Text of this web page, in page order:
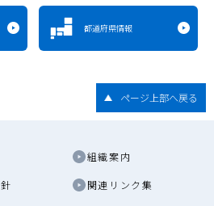
都道府県情報
ページ上部へ戻る
組織案内
関連リンク集